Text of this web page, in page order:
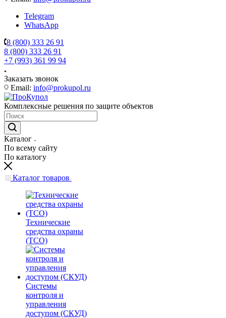
Telegram
WhatsApp
8 (800) 333 26 91
8 (800) 333 26 91
+7 (993) 361 99 94
Заказать звонок
Email: info@prokupol.ru
Комплексные решения по защите объектов
Каталог
По всему сайту
По каталогу
Каталог товаров
Технические
средства охраны
(ТСО)
Системы
контроля и
управления
доступом (СКУД)